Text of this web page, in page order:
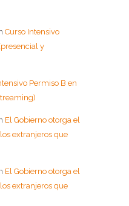
Curso Intensivo
y
Permiso B en
El Gobierno otorga el
extranjeros que
El Gobierno otorga el
extranjeros que